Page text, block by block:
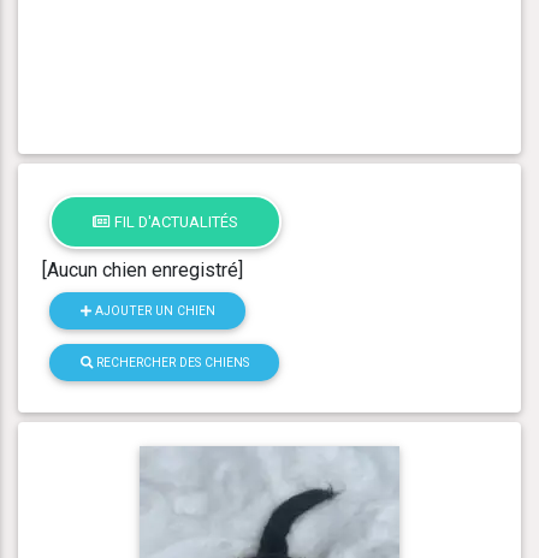
FIL D'ACTUALITÉS
[Aucun chien enregistré]
AJOUTER UN CHIEN
RECHERCHER DES CHIENS